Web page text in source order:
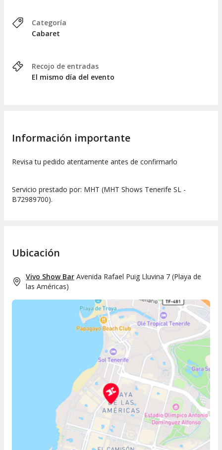
Categoría
Cabaret
Recojo de entradas
El mismo día del evento
Información importante
Revisa tu pedido atentamente antes de confirmarlo
Servicio prestado por: MHT (MHT Shows Tenerife SL -
B72989700).
Ubicación
Vivo Show Bar Avenida Rafael Puig Lluvina 7 (Playa de
las Américas)